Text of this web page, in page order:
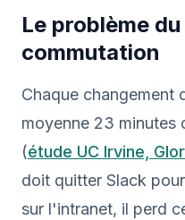
Le problème
commutation
Chaque changement
moyenne 23 minutes
(étude UC Irvine,
doit quitter Slack
sur l'intranet, il perd